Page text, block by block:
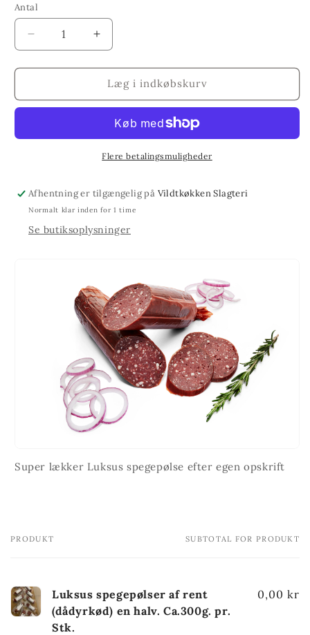
Antal
Reducer
antallet
for
spegepølser
(dådyrkød)
pr.
Stk.
Øg
antallet
for
Luksus
spegepølser
rent
(dådyrkød)
en
pr.
Stk.
Læg i indkøbskurv
Flere betalingsmuligheder
Afhentning er tilgængelig på Vildtkøkken Slagteri
Normalt klar inden for 1 time
Se butiksoplysninger
Super lækker Luksus spegepølse efter egen opskrift
Din
PRODUKT SUBTOTAL FOR PRODUKT
Luksus spegepølser af rent
(dådyrkød) en halv. Ca.300g. pr.
Stk.
0,00 kr